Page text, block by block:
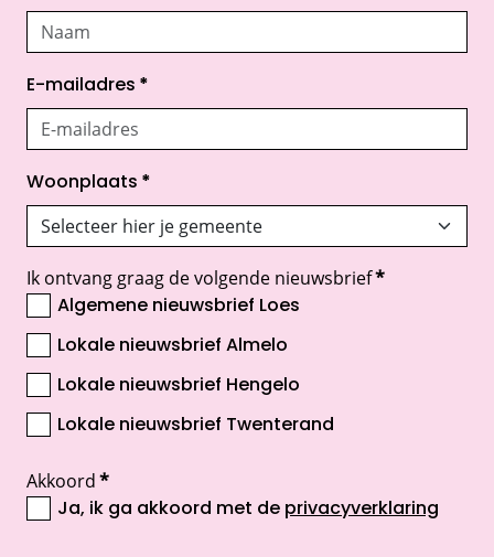
E-mailadres *
Woonplaats *
Ik ontvang graag de volgende nieuwsbrief*
Algemene nieuwsbrief Loes
Lokale nieuwsbrief Almelo
Lokale nieuwsbrief Hengelo
Lokale nieuwsbrief Twenterand
Akkoord*
Ja, ik ga akkoord met de privacyverklaring